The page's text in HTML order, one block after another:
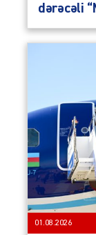
dərəcəli
01.08.2026